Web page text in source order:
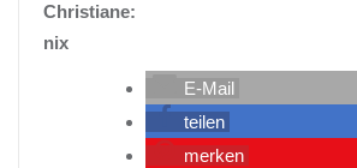
Christiane:
nix
E-Mail
teilen
merken